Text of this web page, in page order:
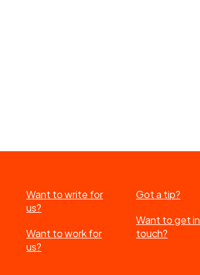
Want to write for
us?
Want to work for
us?
Got a tip?
Want to get in
touch?